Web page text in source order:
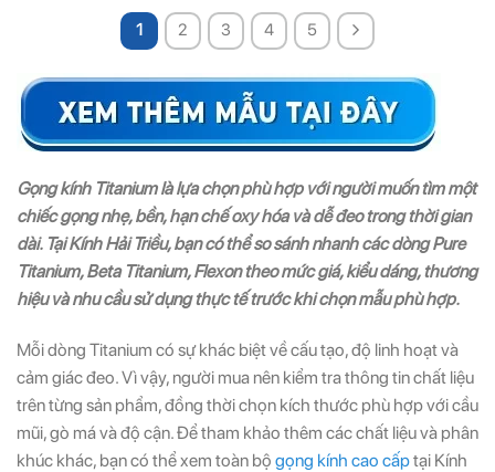
1 2 3 4 5
Gọng kính Titanium là lựa chọn phù hợp với người muốn tìm một
chiếc gọng nhẹ, bền, hạn chế oxy hóa và dễ đeo trong thời gian
dài. Tại Kính Hải Triều, bạn có thể so sánh nhanh các dòng Pure
Titanium, Beta Titanium, Flexon theo mức giá, kiểu dáng, thương
hiệu và nhu cầu sử dụng thực tế trước khi chọn mẫu phù hợp.
Mỗi dòng Titanium có sự khác biệt về cấu tạo, độ linh hoạt và
cảm giác đeo. Vì vậy, người mua nên kiểm tra thông tin chất liệu
trên từng sản phẩm, đồng thời chọn kích thước phù hợp với cầu
mũi, gò má và độ cận. Để tham khảo thêm các chất liệu và phân
khúc khác, bạn có thể xem toàn bộ gọng kính cao cấptại Kính